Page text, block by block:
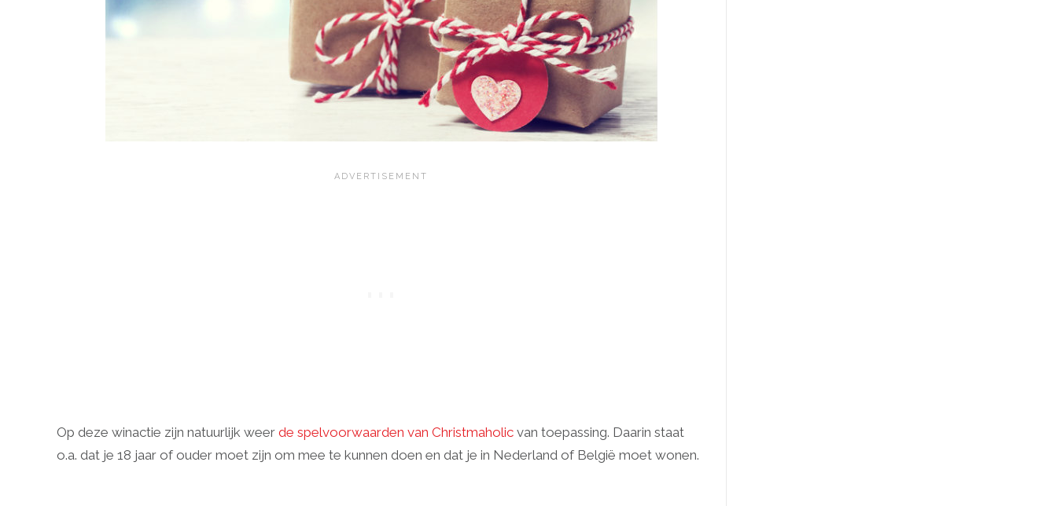
Op deze winactie zijn natuurlijk weer de spelvoorwaarden van Christmaholic van toepassing. Daarin staat
o.a. dat je 18 jaar of ouder moet zijn om mee te kunnen doen en dat je in Nederland of België moet wonen.